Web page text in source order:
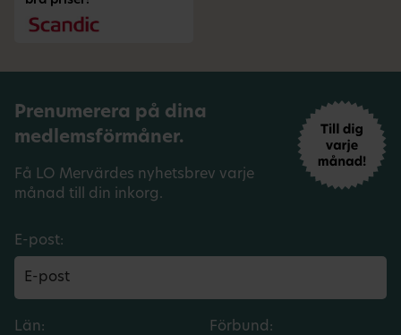
Prenumerera på dina
medlemsförmåner.
Få LO Mervärdes nyhetsbrev varje
månad till din inkorg.
E-post:
Län: Förbund: